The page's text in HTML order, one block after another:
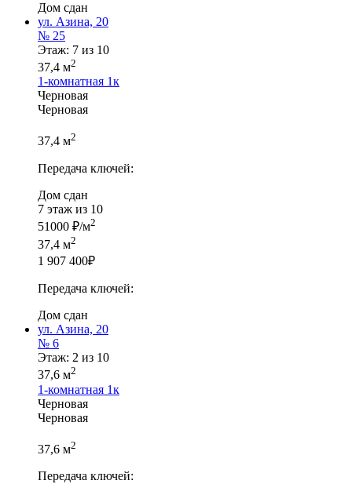
Дом сдан
ул. Азина, 20
№ 25
Этаж: 7 из 10
37,4 м2
1-комнатная 1к
Черновая
Черновая
37,4 м2
Передача ключей:
Дом сдан
7 этаж из 10
51000 ₽/м2
37,4 м2
1 907 400₽
Передача ключей:
Дом сдан
ул. Азина, 20
№ 6
Этаж: 2 из 10
37,6 м2
1-комнатная 1к
Черновая
Черновая
37,6 м2
Передача ключей: